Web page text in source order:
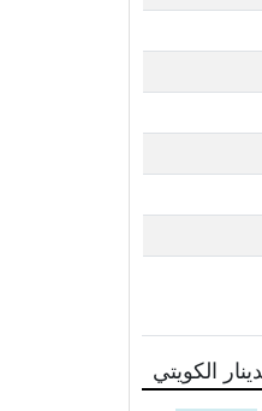
الكويتي